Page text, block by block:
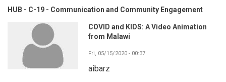
HUB - C-19 - Communication and Community Engagement
COVID and KIDS: A Video Animation
from Malawi
Fri, 05/15/2020 - 00:37
aibarz